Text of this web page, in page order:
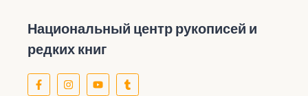
Национальный центр рукописей и
редких книг